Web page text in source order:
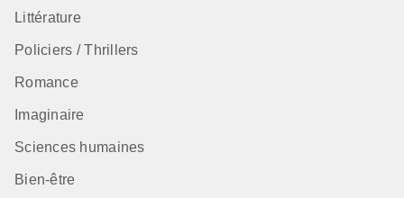
Littérature
Policiers / Thrillers
Romance
Imaginaire
Sciences humaines
Bien-être